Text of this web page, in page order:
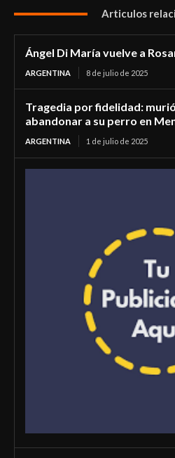
Articulos
Ángel Di María vuelve a
ARGENTINA 8 de julio de 2025
Tragedia por fidelidad:
abandonar a su perro en
ARGENTINA 1 de julio de 2025